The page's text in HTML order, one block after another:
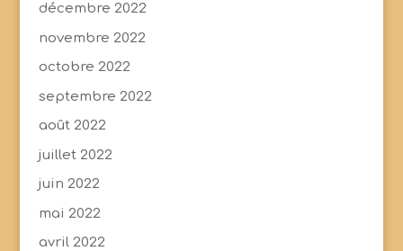
décembre 2022
novembre 2022
octobre 2022
septembre 2022
août 2022
juillet 2022
juin 2022
mai 2022
avril 2022